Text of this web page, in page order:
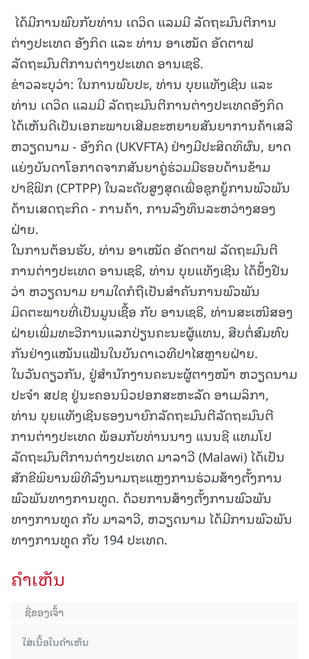
ໄດ້ມີການພົບກັບທ່ານ ເດວິດ ແລມມີ ລັດຖະມົນຕີການ
ຕ່າງປະເທດ ອັງກິດ ແລະ ທ່ານ ອາເໝັດ ອັດຕາຟ
ລັດຖະມົນຕີການຕ່າງປະເທດ ອານເຊຣີ.
ຂ່າວລະບຸວ່າ: ໃນການພົບປະ, ທ່ານ ບຸຍແທັງເຊີນ ແລະ
ທ່ານ ເດວິດ ແລມມີ ລັດຖະມົນຕີການຕ່າງປະເທດອັງກິດ
ໄດ້ເຫັນດີເປັນເອກະພາບເສີມຂະຫຍາຍສັນຍາການຄ້າເສລີ
ຫວຽດນາມ - ອັງກິດ (UKVFTA) ຢ່າງມີປະສິດທິຜົນ, ຍາດ
ແຍ່ງບັນດາໂອກາດຈາກສັນຍາຄູ່ຮ່ວມມືຮອບດ້ານຂ້າມ
ປາຊີຟິກ (CPTPP) ໃນລະດັບສູງສຸດເພື່ອຊຸກຍູ້ການພົວພັນ
ດ້ານເສດຖະກິດ - ການຄ້າ, ການລົງທຶນລະຫວ່າງສອງ
ຝ່າຍ.
ໃນການຕ້ອນຮັບ, ທ່ານ ອາເໝັດ ອັດຕາຟ ລັດຖະມົນຕີ
ການຕ່າງປະເທດ ອານເຊຣີ, ທ່ານ ບຸຍແທັງເຊີນ ໄດ້ຢັ້ງຢືນ
ວ່າ ຫວຽດນາມ ຍາມໃດກໍຖືເປັນສຳຄັນການພົວພັນ
ມິດຕະພາບທີ່ເປັນມູນເຊື້ອ ກັບ ອານເຊຣີ, ທ່ານສະເໜີສອງ
ຝ່າຍເພີ່ມທະວີການແລກປ່ຽນຄະນະຜູ້ແທນ, ສືບຕໍ່ສົມທົບ
ກັນຢ່າງແໜ້ນແຟ້ນໃນບັນດາເວທີປາໄສຫຼາຍຝ່າຍ.
ໃນວັນດຽວກັນ, ຢູ່ສຳນັກງານຄະນະຜູ້ຕາງໜ້າ ຫວຽດນາມ
ປະຈຳ ສປຊ ຢູ່ນະຄອນນິວຢອກສະຫະລັດ ອາເມລິກາ,
ທ່ານ ບຸຍແທັງເຊີນຮອງນາຍົກລັດຖະມົນຕີລັດຖະມົນຕີ
ການຕ່າງປະເທດ ພ້ອມກັບທ່ານນາງ ແນນຊີ ແທມໂປ
ລັດຖະມົນຕີການຕ່າງປະເທດ ມາລາວີ (Malawi) ໄດ້ເປັນ
ສັກຂີພິຍານພິທີລົງນາມຖະແຫຼງການຮ່ວມສ້າງຕັ້ງການ
ພົວພັນທາງການທູດ. ດ້ວຍການສ້າງຕັ້ງການພົວພັນ
ທາງການທູດ ກັບ ມາລາວີ, ຫວຽດນາມ ໄດ້ມີການພົວພັນ
ທາງການທູດ ກັບ 194 ປະເທດ.
ຄໍາເຫັນ